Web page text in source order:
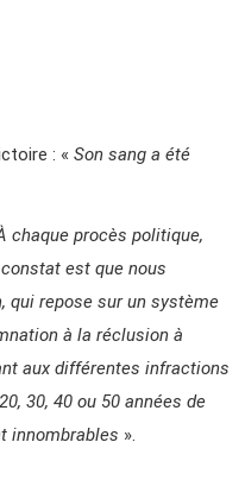
: « Son sang a été
chaque procès politique,
est que nous
qui repose sur un système
à la réclusion à
aux différentes infractions
30, 40 ou 50 années de
innombrables ».